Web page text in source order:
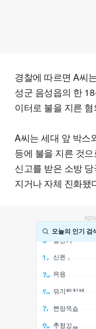
경찰에 따르면 A씨
성군 음성읍의 한
이터로 불을 지른
A씨는 세대 앞 박스
등에 불을 지른 것
신고를 받은 소방
지거나 자체 진화됐